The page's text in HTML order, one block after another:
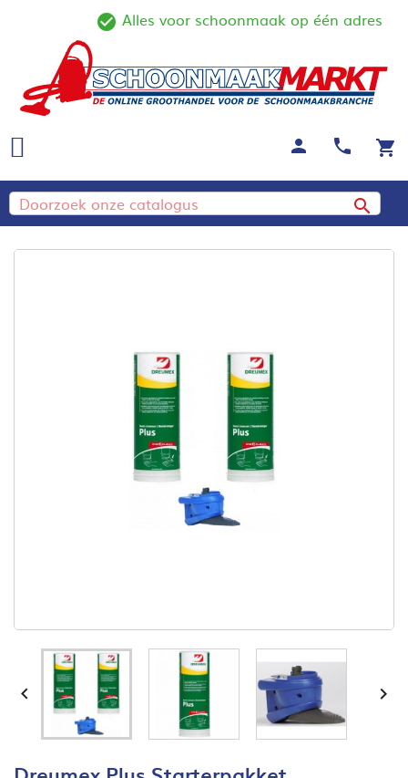
check_circle_outline
Alles voor schoonmaak op één adres
shopping_cart
call
person

 